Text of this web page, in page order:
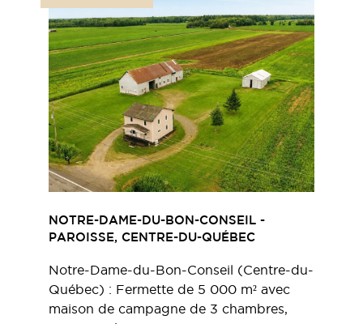
NOTRE-DAME-DU-BON-CONSEIL -
PAROISSE, CENTRE-DU-QUÉBEC
Notre-Dame-du-Bon-Conseil (Centre-du-
Québec) : Fermette de 5 000 m² avec
maison de campagne de 3 chambres,